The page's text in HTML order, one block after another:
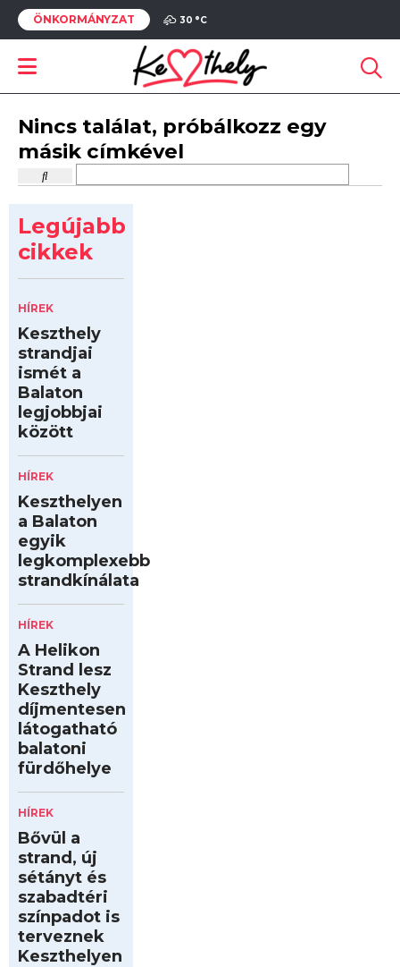
ÖNKORMÁNYZAT 30 °C
Nincs találat, próbálkozz egy
másik címkével
Legújabb
cikkek
HÍREK
Keszthely
strandjai
ismét a
Balaton
legjobbjai
között
HÍREK
Keszthelyen
a Balaton
egyik
legkomplexebb
strandkínálata
HÍREK
A Helikon
Strand lesz
Keszthely
díjmentesen
látogatható
balatoni
fürdőhelye
HÍREK
Bővül a
strand, új
sétányt és
szabadtéri
színpadot is
terveznek
Keszthelyen